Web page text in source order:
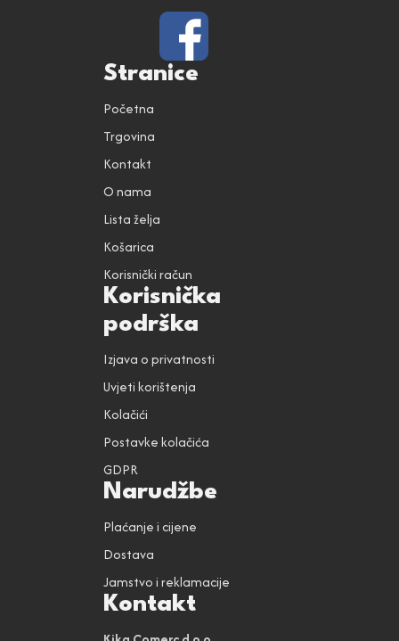
Stranice
Početna
Trgovina
Kontakt
O nama
Lista želja
Košarica
Korisnički račun
Korisnička
podrška
Izjava o privatnosti
Uvjeti korištenja
Kolačići
Postavke kolačića
GDPR
Narudžbe
Plaćanje i cijene
Dostava
Jamstvo i reklamacije
Kontakt